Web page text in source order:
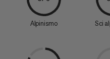
Alpinismo Sci